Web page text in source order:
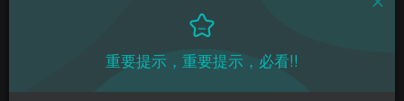
重要提示，重要提示，必看!!